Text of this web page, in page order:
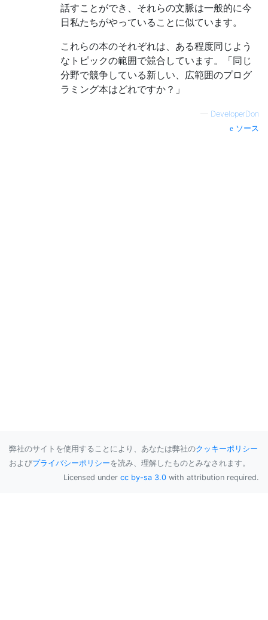
話すことができ、それらの文脈は一般的に今
日私たちがやっていることに似ています。
これらの本のそれぞれは、ある程度同じよう
なトピックの範囲で競合しています。「同じ
分野で競争している新しい、広範囲のプログ
ラミング本はどれですか？」
— DeveloperDon
ソース
弊社のサイトを使用することにより、あなたは弊社のクッキーポリシー
およびプライバシーポリシーを読み、理解したものとみなされます。
Licensed under cc by-sa 3.0 with attribution required.